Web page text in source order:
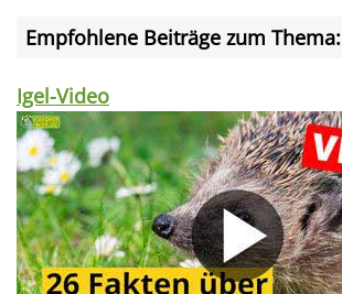
Empfohlene Beiträge zum Thema:
Igel-Video